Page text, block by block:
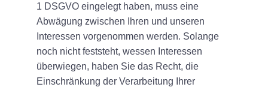
1 DSGVO eingelegt haben, muss eine
Abwägung zwischen Ihren und unseren
Interessen vorgenommen werden. Solange
noch nicht feststeht, wessen Interessen
überwiegen, haben Sie das Recht, die
Einschränkung der Verarbeitung Ihrer